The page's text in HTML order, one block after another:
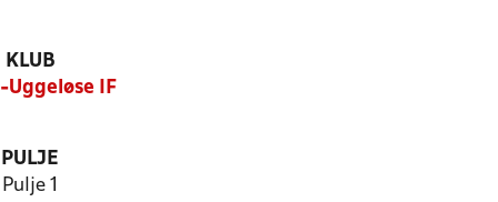
KLUB
Uggeløse IF
PULJE
Pulje 1